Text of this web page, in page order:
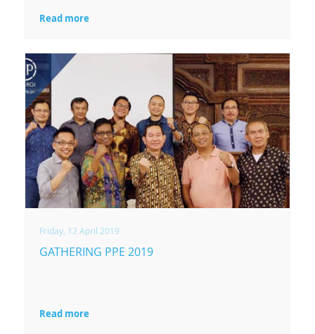
Read more
Friday, 12 April 2019
GATHERING PPE 2019
Read more